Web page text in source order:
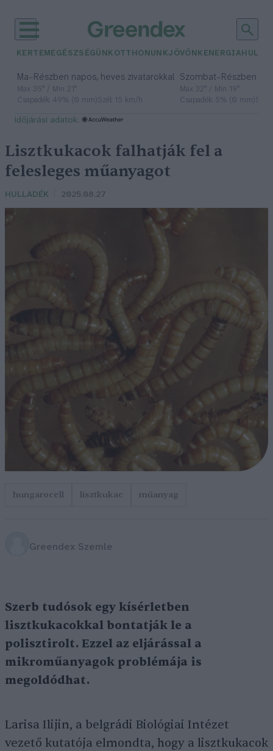
KERTEM EGÉSZSÉGÜNK OTTHONUNKJÖVŐNK ENERGIA
Ma– Részben napos, heves zivatarokkal
Max 35° / Min 21°
Csapadék: 49% (0 mm)Szél: 15 km/h
Szombat– Részben
Max 32° / Min 19°
Csapadék: 5% (0 mm)
időjárási adatok:
Lisztkukacok falhatják fel a
felesleges műanyagot
HULLADÉK 2025.08.27
hungarocell lisztkukac műanyag
Greendex Szemle
Szerb tudósok egy kísérletben
lisztkukacokkal bontatják le a
polisztirolt. Ezzel az eljárással a
mikroműanyagok problémája is
megoldódhat.
Larisa Ilijin, a belgrádi Biológiai Intézet
vezető kutatója elmondta, hogy a lisztkukacok